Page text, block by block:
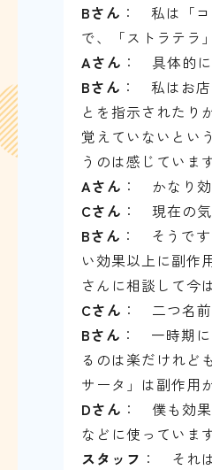
Bさん ： 私は「
で、「ストラテラ
Aさん ： 具体的
Bさん ： 私はお店
とを指示されたり
覚えていないとい
うのは感じています
Aさん ： かなり効
Cさん ： 現在の
Bさん ： そうです
い効果以上に副作
さんに相談して今
Cさん ： 二つ名
Bさん ： 一時期に
るのは楽だけれど
サータ」は副作用
Dさん ： 僕も効
などに使っています
スタッフ ： それ